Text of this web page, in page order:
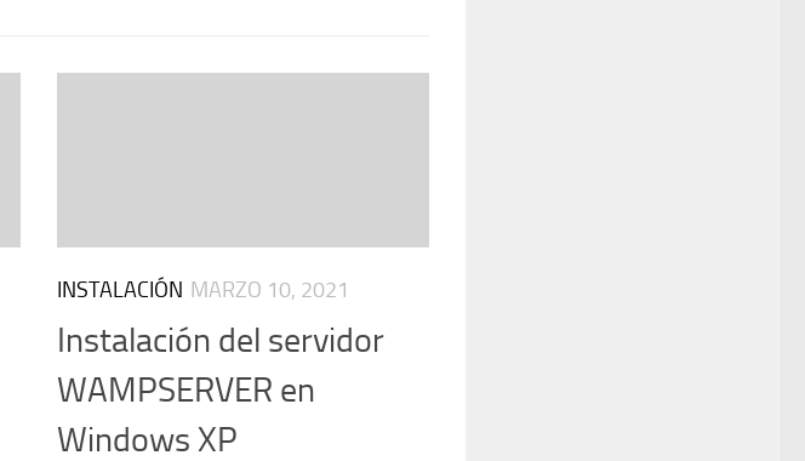
INSTALACIÓN MARZO 10, 2021
Instalación del servidor
WAMPSERVER en
Windows XP